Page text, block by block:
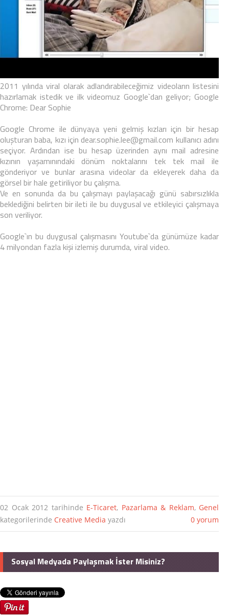
2011 yılında viral olarak adlandırabileceğimiz videoların listesini
hazırlamak istedik ve ilk videomuz Google`dan geliyor; Google
Chrome: Dear Sophie
Google Chrome ile dünyaya yeni gelmiş kızları için bir hesap
oluşturan baba, kızı için dear.sophie.lee@gmail.com kullanıcı adını
seçiyor. Ardından ise bu hesap üzerinden aynı mail adresine
kızının yaşamınındaki dönüm noktalarını tek tek mail ile
gönderiyor ve bunlar arasına videolar da ekleyerek daha da
görsel bir hale getiriliyor bu çalışma.
Ve en sonunda da bu çalışmayı paylaşacağı günü sabırsızlıkla
beklediğini belirten bir ileti ile bu duygusal ve etkileyici çalışmaya
son veriliyor.
Google`ın bu duygusal çalışmasını Youtube`da günümüze kadar
4 milyondan fazla kişi izlemiş durumda, viral video.
02 Ocak 2012 tarihinde E-Ticaret, Pazarlama & Reklam, Genel
kategorilerinde Creative Media yazdı 0 yorum
Sosyal Medyada Paylaşmak İster Misiniz?